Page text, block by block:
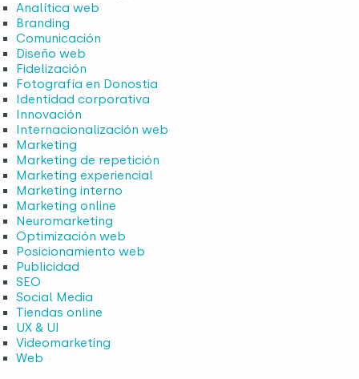
Analítica web
Branding
Comunicación
Diseño web
Fidelización
Fotografía en Donostia
Identidad corporativa
Innovación
Internacionalización web
Marketing
Marketing de repetición
Marketing experiencial
Marketing interno
Marketing online
Neuromarketing
Optimización web
Posicionamiento web
Publicidad
SEO
Social Media
Tiendas online
UX & UI
Videomarketing
Web